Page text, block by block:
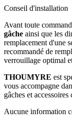
Conseil d'installation
Avant toute
gâche ainsi que les
remplacement d'une
recommandé de
verrouillage optimal
THOUMYRE est
vous accompagne
gâches et accessoires
Aucune information